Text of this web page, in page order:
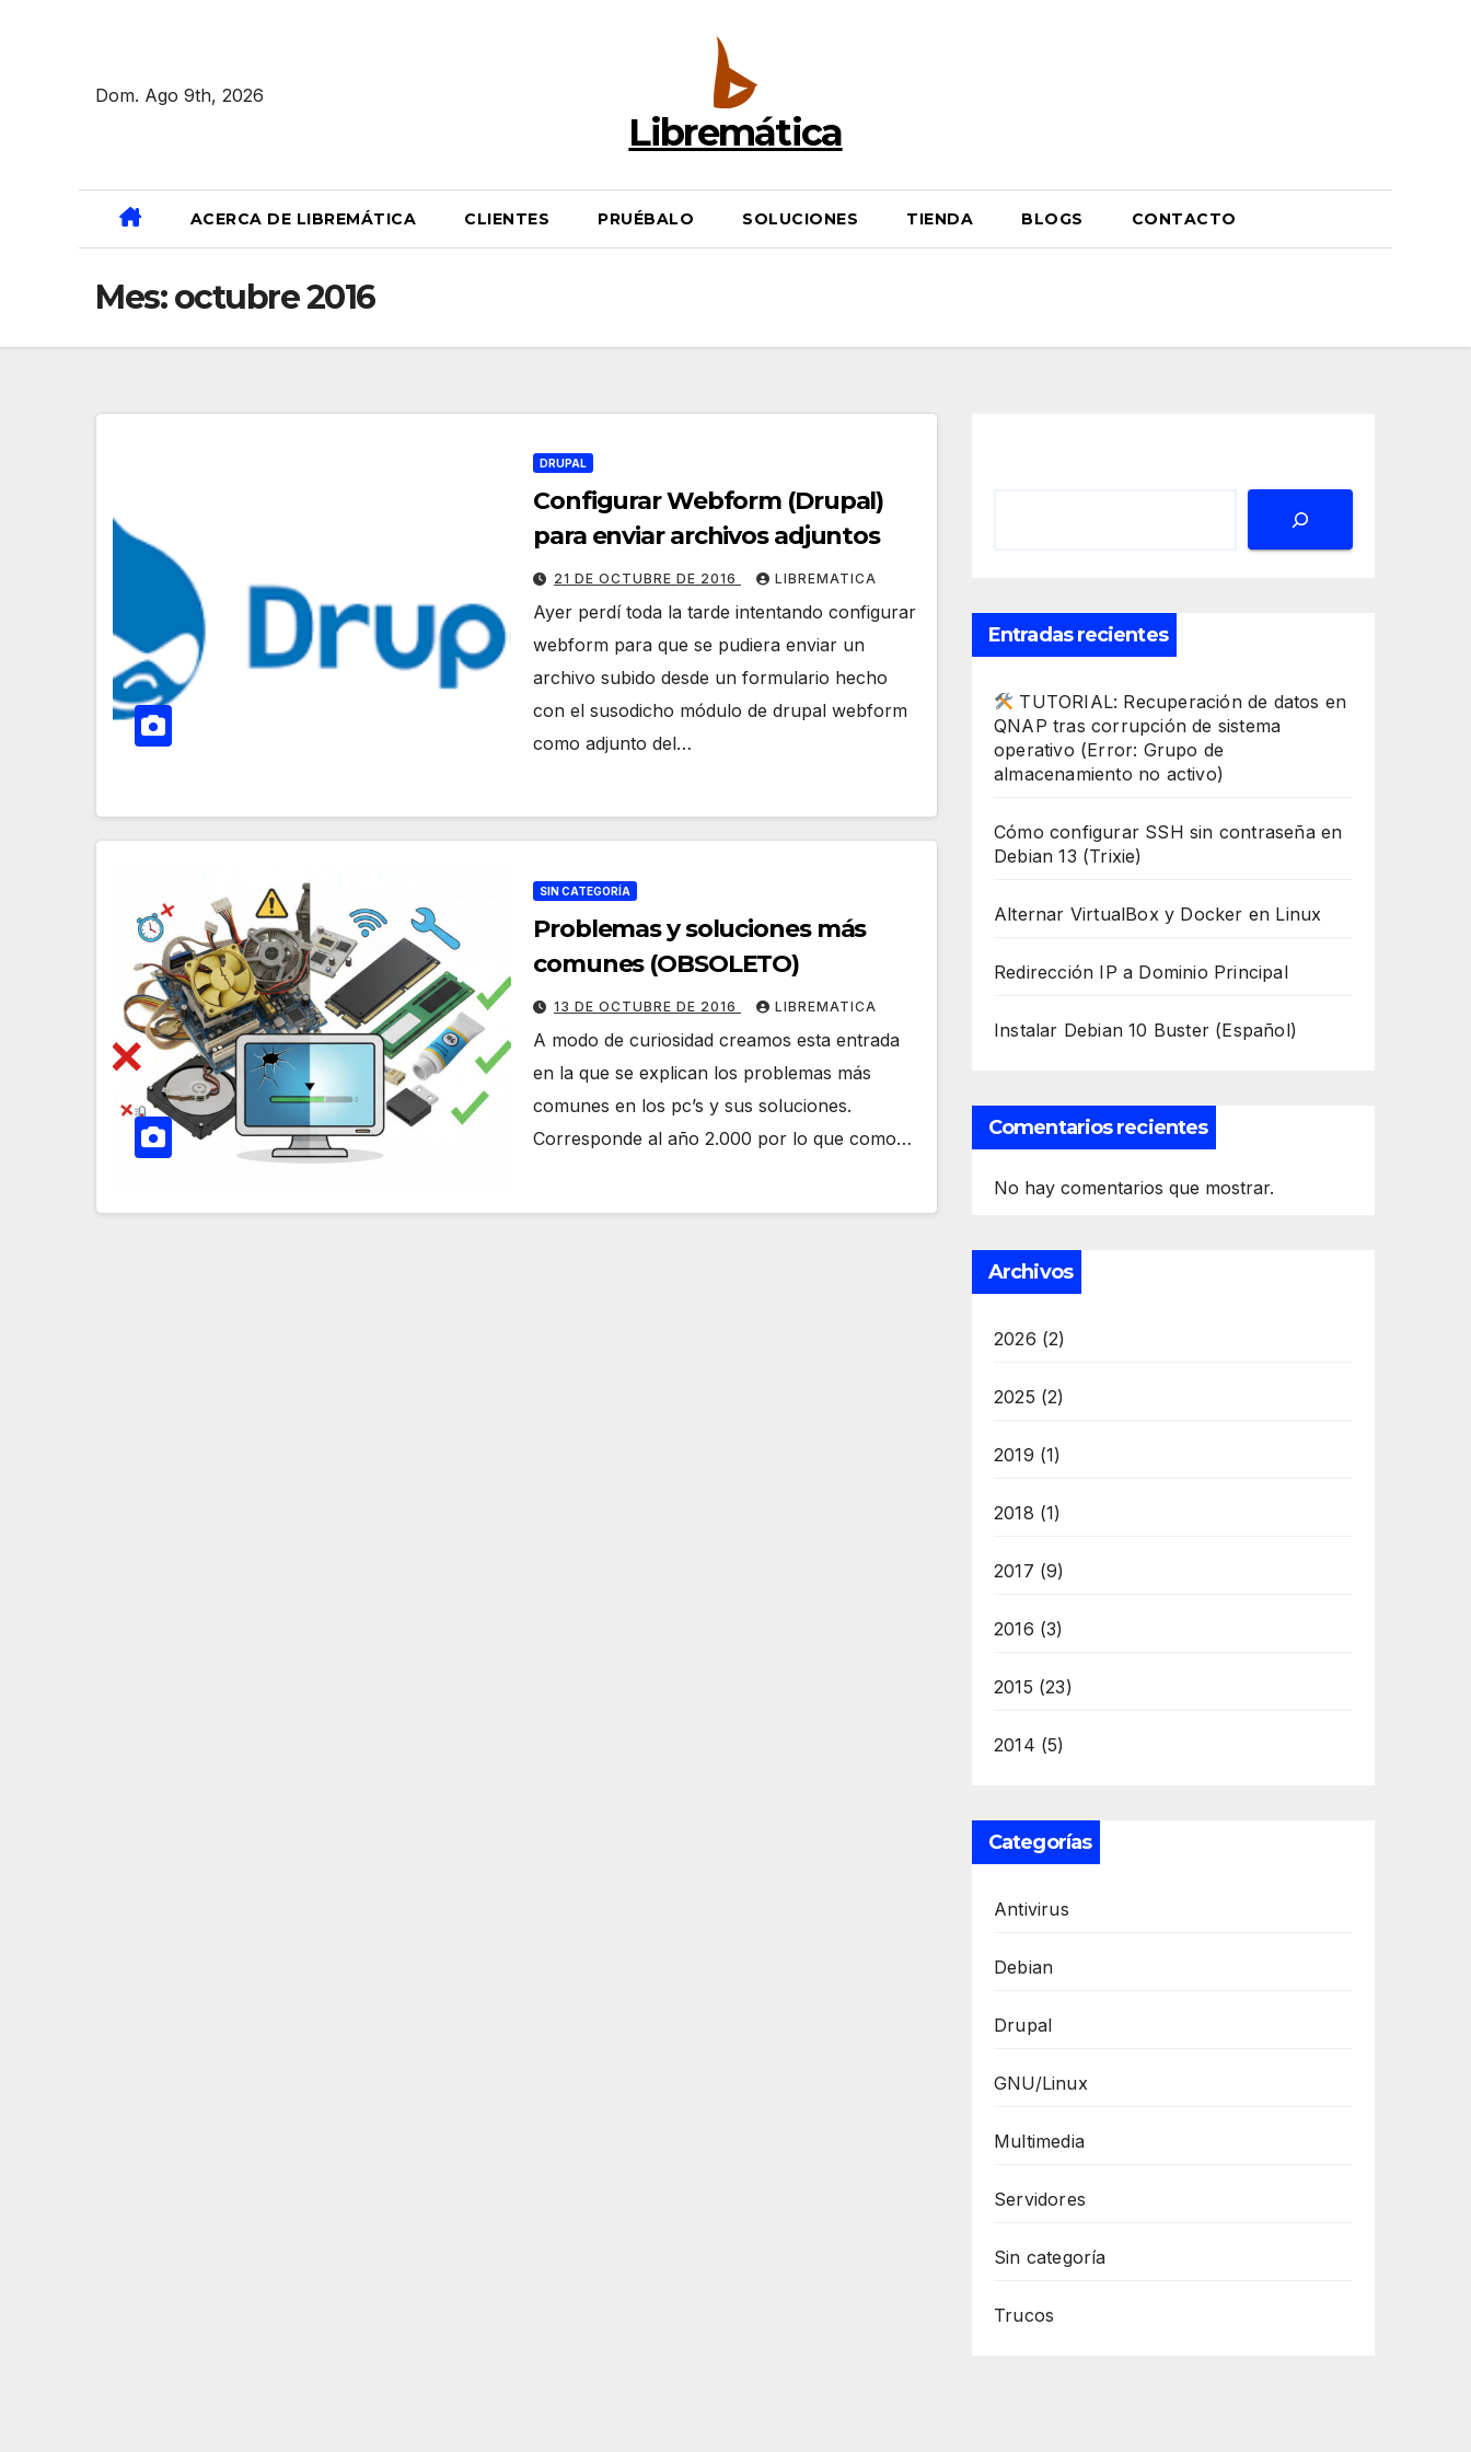
Dom. Ago 9th, 2026
Libremática
ACERCA DE LIBREMÁTICA CLIENTES PRUÉBALO SOLUCIONES TIENDA BLOGS CONTACTO
Mes:octubre 2016
DRUPAL
Configurar Webform (Drupal)
para enviar archivos adjuntos
21 DE OCTUBRE DE 2016 LIBREMATICA
Ayer perdí toda la tarde intentando configurar
webform para que se pudiera enviar un
archivo subido desde un formulario hecho
con el susodicho módulo de drupal webform
como adjunto del…
SIN CATEGORÍA
Problemas y soluciones más
comunes (OBSOLETO)
13 DE OCTUBRE DE 2016 LIBREMATICA
A modo de curiosidad creamos esta entrada
en la que se explican los problemas más
comunes en los pc’s y sus soluciones.
Corresponde al año 2.000 por lo que como…
Entradas recientes
TUTORIAL: Recuperación de datos en
QNAP tras corrupción de sistema
operativo (Error: Grupo de
almacenamiento no activo)
Cómo configurar SSH sin contraseña en
Debian 13 (Trixie)
Alternar VirtualBox y Docker en Linux
Redirección IP a Dominio Principal
Instalar Debian 10 Buster (Español)
Comentarios recientes
No hay comentarios que mostrar.
Archivos
2026 (2)
2025 (2)
2019 (1)
2018 (1)
2017 (9)
2016 (3)
2015 (23)
2014 (5)
Categorías
Antivirus
Debian
Drupal
GNU/Linux
Multimedia
Servidores
Sin categoría
Trucos